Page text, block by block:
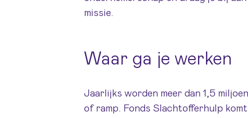
missie.
Waar ga je werken
Jaarlijks worden meer dan 1,5
of ramp. Fonds Slachtofferhulp